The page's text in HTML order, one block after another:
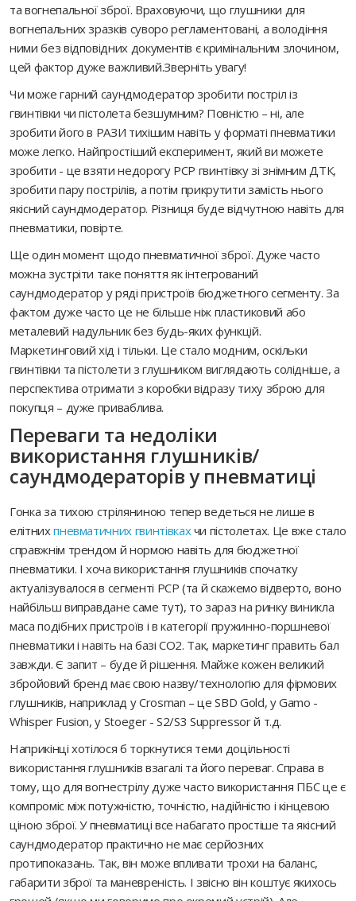
та вогнепальної зброї. Враховуючи, що глушники для
вогнепальних зразків суворо регламентовані, а володіння
ними без відповідних документів є кримінальним злочином,
цей фактор дуже важливий.Зверніть увагу!
Чи може гарний саундмодератор зробити постріл із
гвинтівки чи пістолета безшумним? Повністю – ні, але
зробити його в РАЗИ тихішим навіть у форматі пневматики
може легко. Найпростіший експеримент, який ви можете
зробити - це взяти недорогу PCP гвинтівку зі знімним ДТК,
зробити пару пострілів, а потім прикрутити замість нього
якісний саундмодератор. Різниця буде відчутною навіть для
пневматики, повірте.
Ще один момент щодо пневматичної зброї. Дуже часто
можна зустріти таке поняття як інтегрований
саундмодератор у ряді пристроїв бюджетного сегменту. За
фактом дуже часто це не більше ніж пластиковий або
металевий надульник без будь-яких функцій.
Маркетинговий хід і тільки. Це стало модним, оскільки
гвинтівки та пістолети з глушником виглядають солідніше, а
перспектива отримати з коробки відразу тиху зброю для
покупця – дуже приваблива.
Переваги та недоліки
використання глушників/
саундмодераторів у пневматиці
Гонка за тихою стріляниною тепер ведеться не лише в
елітнихпневматичних гвинтівкахчи пістолетах. Це вже стало
справжнім трендом й нормою навіть для бюджетної
пневматики. І хоча використання глушників спочатку
актуалізувалося в сегменті PCP (та й скажемо відверто, воно
найбільш виправдане саме тут), то зараз на ринку виникла
маса подібних пристроїв і в категорії пружинно-поршневої
пневматики і навіть на базі СО2. Так, маркетинг править бал
завжди. Є запит – буде й рішення. Майже кожен великий
збройовий бренд має свою назву/технологію для фірмових
глушників, наприклад у Crosman – це SBD Gold, у Gamo -
Whisper Fusion, у Stoeger - S2/S3 Suppressor й т.д.
Наприкінці хотілося б торкнутися теми доцільності
використання глушників взагалі та його переваг. Справа в
тому, що для вогнестрілу дуже часто використання ПБС це є
компроміс між потужністю, точністю, надійністю і кінцевою
ціною зброї. У пневматиці все набагато простіше та якісний
саундмодератор практично не має серйозних
протипоказань. Так, він може впливати трохи на баланс,
габарити зброї та маневреність. І звісно він коштує якихось